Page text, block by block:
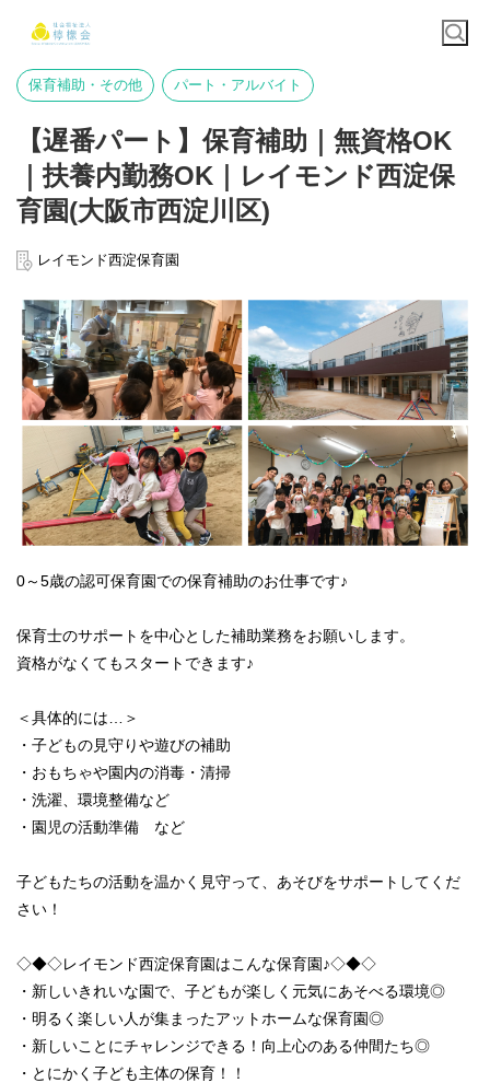
保育補助・その他 パート・アルバイト
【遅番パート】保育補助｜無資格OK
｜扶養内勤務OK｜レイモンド西淀保
育園(大阪市西淀川区)
レイモンド西淀保育園
0～5歳の認可保育園での保育補助のお仕事です♪
保育士のサポートを中心とした補助業務をお願いします。
資格がなくてもスタートできます♪
＜具体的には…＞
・子どもの見守りや遊びの補助
・おもちゃや園内の消毒・清掃
・洗濯、環境整備など
・園児の活動準備 など
子どもたちの活動を温かく見守って、あそびをサポートしてくだ
さい！
◇◆◇レイモンド西淀保育園はこんな保育園♪◇◆◇
・新しいきれいな園で、子どもが楽しく元気にあそべる環境◎
・明るく楽しい人が集まったアットホームな保育園◎
・新しいことにチャレンジできる！向上心のある仲間たち◎
・とにかく子ども主体の保育！！